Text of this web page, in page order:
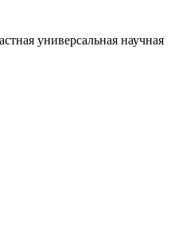
универсальная научная